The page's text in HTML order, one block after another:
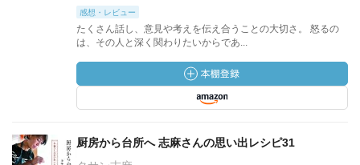
感想・レビュー
たくさん話し、意見や考えを伝え合うことの大切さ。 怒るの
は、その人と深く関わりたいからであ...
厨房から台所へ 志麻さんの思い出レシピ31